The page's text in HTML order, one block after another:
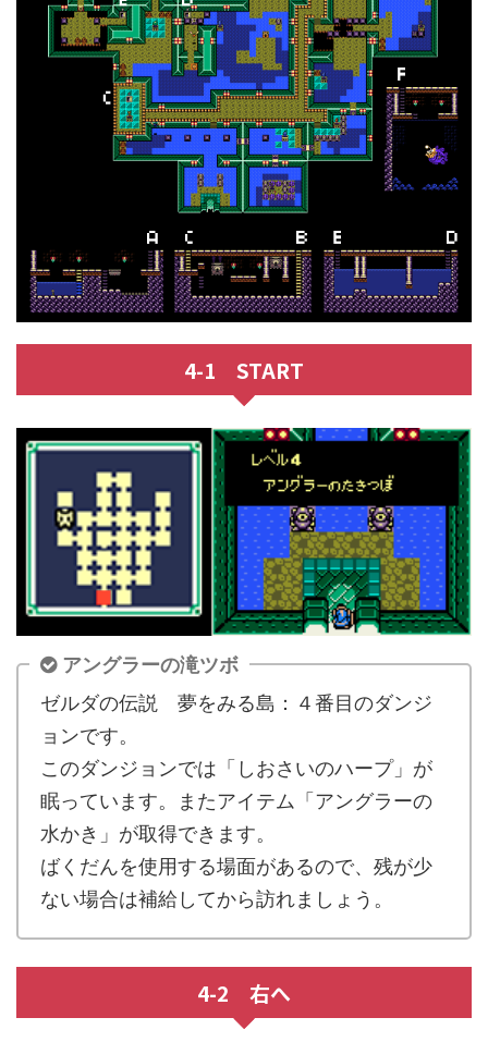
4-1 START
アングラーの滝ツボ
ゼルダの伝説 夢をみる島：４番目のダンジ
ョンです。
このダンジョンでは「しおさいのハープ」が
眠っています。またアイテム「アングラーの
水かき」が取得できます。
ばくだんを使用する場面があるので、残が少
ない場合は補給してから訪れましょう。
4-2 右へ